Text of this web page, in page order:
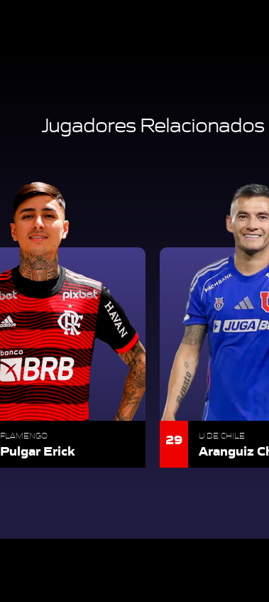
Jugadores Relacionados
FLAMENGO
Pulgar Erick
29 U DE CHILE
Aranguiz